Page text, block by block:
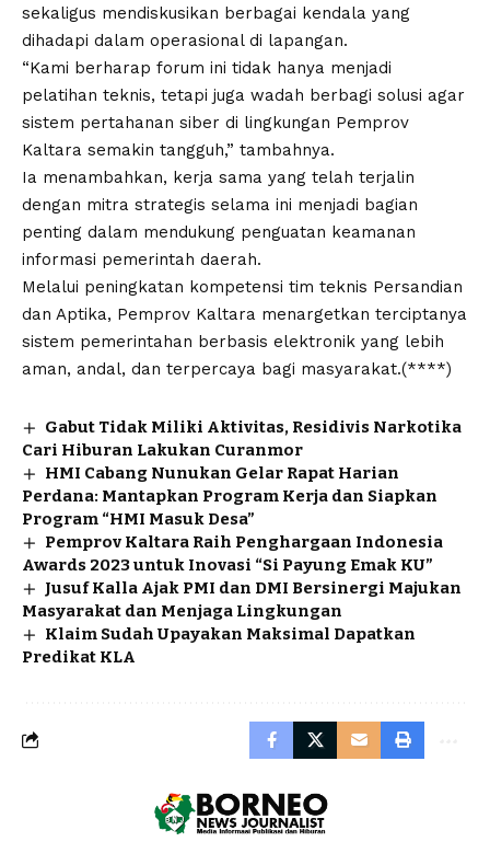
sekaligus mendiskusikan berbagai kendala yang
dihadapi dalam operasional di lapangan.
“Kami berharap forum ini tidak hanya menjadi
pelatihan teknis, tetapi juga wadah berbagi solusi agar
sistem pertahanan siber di lingkungan Pemprov
Kaltara semakin tangguh,” tambahnya.
Ia menambahkan, kerja sama yang telah terjalin
dengan mitra strategis selama ini menjadi bagian
penting dalam mendukung penguatan keamanan
informasi pemerintah daerah.
Melalui peningkatan kompetensi tim teknis Persandian
dan Aptika, Pemprov Kaltara menargetkan terciptanya
sistem pemerintahan berbasis elektronik yang lebih
aman, andal, dan terpercaya bagi masyarakat.(****)
Gabut Tidak Miliki Aktivitas, Residivis Narkotika
Cari Hiburan Lakukan Curanmor
HMI Cabang Nunukan Gelar Rapat Harian
Perdana: Mantapkan Program Kerja dan Siapkan
Program “HMI Masuk Desa”
Pemprov Kaltara Raih Penghargaan Indonesia
Awards 2023 untuk Inovasi “Si Payung Emak KU”
Jusuf Kalla Ajak PMI dan DMI Bersinergi Majukan
Masyarakat dan Menjaga Lingkungan
Klaim Sudah Upayakan Maksimal Dapatkan
Predikat KLA